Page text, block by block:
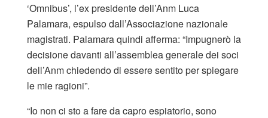
‘Omnibus’, l’ex presidente dell’Anm Luca
Palamara, espulso dall’Associazione nazionale
magistrati. Palamara quindi afferma: “Impugnerò la
decisione davanti all’assemblea generale dei soci
dell’Anm chiedendo di essere sentito per spiegare
le mie ragioni”.
“Io non ci sto a fare da capro espiatorio, sono